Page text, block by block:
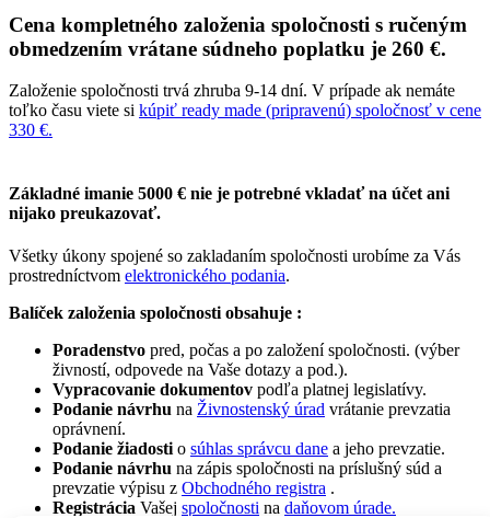
Cena kompletného založenia spoločnosti s ručeným
obmedzením vrátane súdneho poplatku je 260 €.
Založenie spoločnosti trvá zhruba 9-14 dní. V prípade ak nemáte
toľko času viete si kúpiť ready made (pripravenú) spoločnosť v cene
330 €.
Základné imanie 5000 € nie je potrebné vkladať na účet ani
nijako preukazovať.
Všetky úkony spojené so zakladaním spoločnosti urobíme za Vás
prostredníctvom elektronického podania.
Balíček založenia spoločnosti obsahuje :
Poradenstvo pred, počas a po založení spoločnosti. (výber
živností, odpovede na Vaše dotazy a pod.).
Vypracovanie dokumentov podľa platnej legislatívy.
Podanie návrhu na Živnostenský úrad vrátanie prevzatia
oprávnení.
Podanie žiadosti o súhlas správcu dane a jeho prevzatie.
Podanie návrhu na zápis spoločnosti na príslušný súd a
prevzatie výpisu z Obchodného registra .
Registrácia Vašej spoločnosti na daňovom úrade.